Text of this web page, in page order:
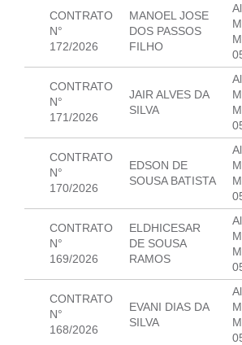
CONTRATO
N°
172/2026
MANOEL JOSE
DOS PASSOS
FILHO
CONTRATO
N°
171/2026
JAIR ALVES DA
SILVA
CONTRATO
N°
170/2026
EDSON DE
SOUSA BATISTA
CONTRATO
N°
169/2026
ELDHICESAR
DE SOUSA
RAMOS
CONTRATO
N°
168/2026
EVANI DIAS DA
SILVA